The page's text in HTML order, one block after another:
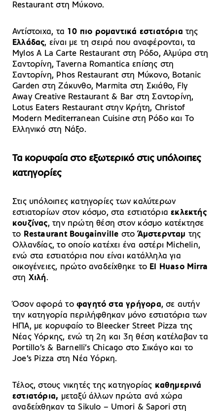
Restaurant στη Μύκονο.
Αντίστοιχα, τα 10 πιο ρομαντικά εστιατόρια της
Ελλάδας, είναι με τη σειρά που αναφέρονται, τα
Mylos A La Carte Restaurant στη Ρόδο, Αλμύρα στη
Σαντορίνη, Taverna Romantica επίσης στη
Σαντορίνη, Phos Restaurant στη Μύκονο, Botanic
Garden στη Ζάκυνθο, Marmita στη Σκιάθο, Fly
Away Creative Restaurant & Bar στη Σαντορίνη,
Lotus Eaters Restaurant στην Κρήτη, Christof
Modern Mediterranean Cuisine στη Ρόδο και Το
Ελληνικό στη Νάξο.
Τα κορυφαία στο εξωτερικό στις υπόλοιπες
κατηγορίες
Στις υπόλοιπες κατηγορίες των καλύτερων
εστιατορίων στον κόσμο, στα εστιατόριαεκλεκτής
κουζίνας, την πρώτη θέση στον κόσμο κατέκτησε
το Restaurant Bougainville στοΆμστερνταμ της
Ολλανδίας, το οποίο κατέχει ένα αστέρι Michelin,
ενώ στα εστιατόρια που είναι κατάλληλα για
οικογένειες, πρώτο αναδείχθηκε το El Huaso Mirra
στη Χιλή.
Όσον αφορά το φαγητό στα γρήγορα, σε αυτήν
την κατηγορία περιλήφθηκαν μόνο εστιατόρια των
ΗΠΑ, με κορυφαίο το Bleecker Street Pizza της
Νέας Υόρκης, ενώ τη 2η και 3η θέση κατέλαβαν τα
Portillo’s & Barnelli’s Chicago στο Σικάγο και το
Joe’s Pizza στη Νέα Υόρκη.
Τέλος, στους νικητές της κατηγορίας καθημερινά
εστιατόρια, μεταξύ άλλων πρώτα ανά χώρα
αναδείχθηκαν τα Sikulo – Umori & Sapori στη